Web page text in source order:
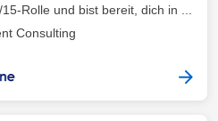
Rolle und bist bereit, dich in ...
Consulting